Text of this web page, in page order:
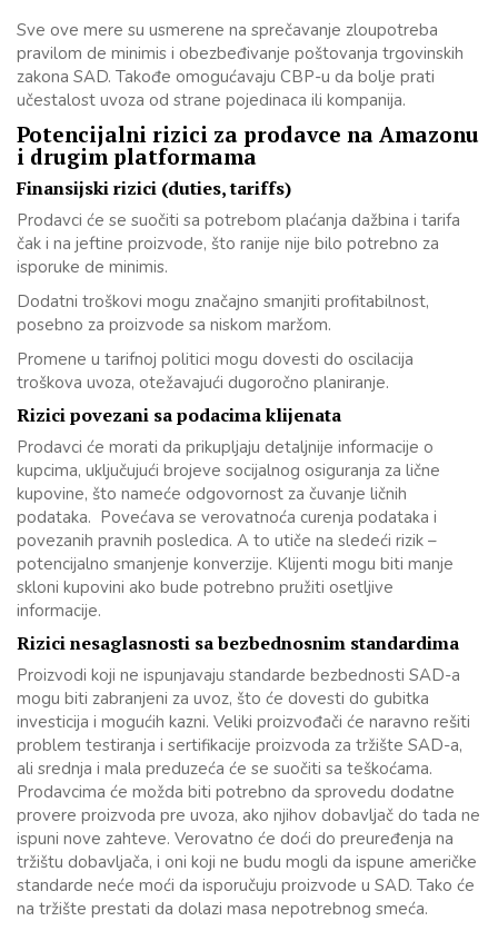
Sve ove mere su usmerene na sprečavanje zloupotreba
pravilom de minimis i obezbeđivanje poštovanja trgovinskih
zakona SAD. Takođe omogućavaju CBP-u da bolje prati
učestalost uvoza od strane pojedinaca ili kompanija.
Potencijalni rizici za prodavce na Amazonu
i drugim platformama
Finansijski rizici (duties, tariffs)
Prodavci će se suočiti sa potrebom plaćanja dažbina i tarifa
čak i na jeftine proizvode, što ranije nije bilo potrebno za
isporuke de minimis.
Dodatni troškovi mogu značajno smanjiti profitabilnost,
posebno za proizvode sa niskom maržom.
Promene u tarifnoj politici mogu dovesti do oscilacija
troškova uvoza, otežavajući dugoročno planiranje.
Rizici povezani sa podacima klijenata
Prodavci će morati da prikupljaju detaljnije informacije o
kupcima, uključujući brojeve socijalnog osiguranja za lične
kupovine, što nameće odgovornost za čuvanje ličnih
podataka. Povećava se verovatnoća curenja podataka i
povezanih pravnih posledica. A to utiče na sledeći rizik –
potencijalno smanjenje konverzije. Klijenti mogu biti manje
skloni kupovini ako bude potrebno pružiti osetljive
informacije.
Rizici nesaglasnosti sa bezbednosnim standardima
Proizvodi koji ne ispunjavaju standarde bezbednosti SAD-a
mogu biti zabranjeni za uvoz, što će dovesti do gubitka
investicija i mogućih kazni. Veliki proizvođači će naravno rešiti
problem testiranja i sertifikacije proizvoda za tržište SAD-a,
ali srednja i mala preduzeća će se suočiti sa teškoćama.
Prodavcima će možda biti potrebno da sprovedu dodatne
provere proizvoda pre uvoza, ako njihov dobavljač do tada ne
ispuni nove zahteve. Verovatno će doći do preuređenja na
tržištu dobavljača, i oni koji ne budu mogli da ispune američke
standarde neće moći da isporučuju proizvode u SAD. Tako će
na tržište prestati da dolazi masa nepotrebnog smeća.